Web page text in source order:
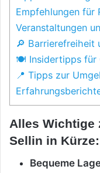
Empfehlungen für
Veranstaltungen
🔎 Barrierefreiheit
🍽️ Insidertipps für
📍 Tipps zur
Alles Wichtige
Sellin in Kürze:
Bequeme